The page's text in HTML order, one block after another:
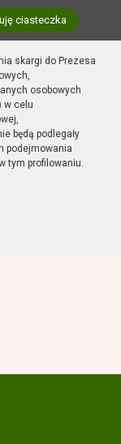
ciasteczka
skargi do Prezesa
osobowych
w celu
będą podlegały
podejmowania
tym profilowaniu.